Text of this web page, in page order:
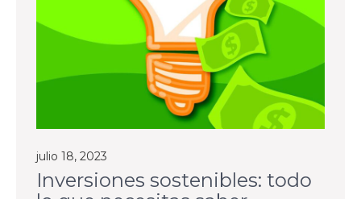
julio 18, 2023
Inversiones sostenibles: todo